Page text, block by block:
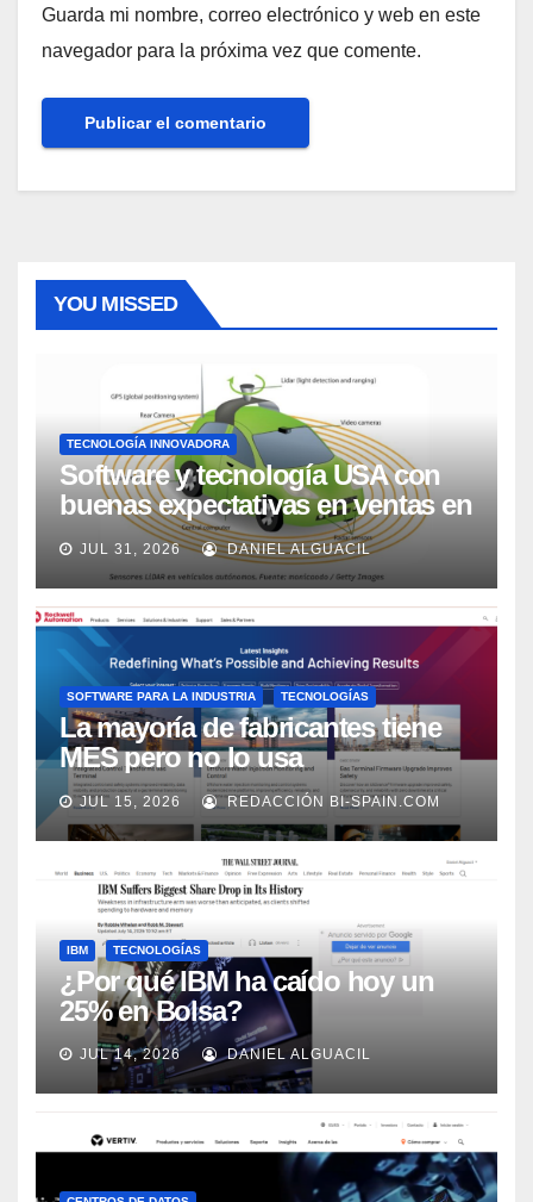
Guarda mi nombre, correo electrónico y web en este
navegador para la próxima vez que comente.
YOU MISSED
TECNOLOGÍA INNOVADORA
Software y tecnología USA con
buenas expectativas en ventas en
los próximos 2 años, según
Market Watch
JUL 31, 2026 DANIEL ALGUACIL
SOFTWARE PARA LA INDUSTRIA TECNOLOGÍAS
La mayoría de fabricantes tiene
MES pero no lo usa
adecuadamente, según Rockwell
Automation
JUL 15, 2026 REDACCIÓN BI-SPAIN.COM
IBM TECNOLOGÍAS
¿Por qué IBM ha caído hoy un
25% en Bolsa?
JUL 14, 2026 DANIEL ALGUACIL